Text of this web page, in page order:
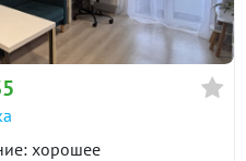
153100 ₽/м²
→
хорошее